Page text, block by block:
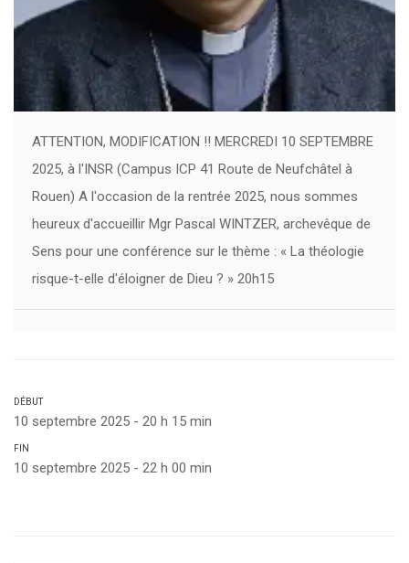
ATTENTION, MODIFICATION !! MERCREDI 10 SEPTEMBRE
2025, à l'INSR (Campus ICP 41 Route de Neufchâtel à
Rouen) A l'occasion de la rentrée 2025, nous sommes
heureux d'accueillir Mgr Pascal WINTZER, archevêque de
Sens pour une conférence sur le thème : « La théologie
risque-t-elle d'éloigner de Dieu ? » 20h15
DÉBUT
10 septembre 2025 - 20 h 15 min
FIN
10 septembre 2025 - 22 h 00 min